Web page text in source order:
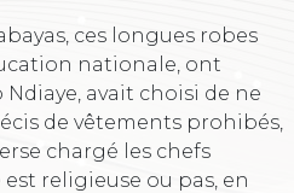
ces longues robes
nationale, ont
avait choisi de ne
de vêtements prohibés,
chargé les chefs
religieuse ou pas, en